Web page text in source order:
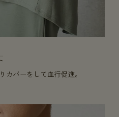
カバーをして血行促進。